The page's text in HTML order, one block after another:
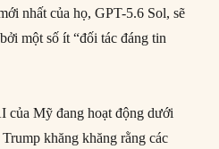
nhất của họ, GPT-5.6 Sol, sẽ
một số ít “đối tác đáng tin
của Mỹ đang hoạt động dưới
khăng khăng rằng các